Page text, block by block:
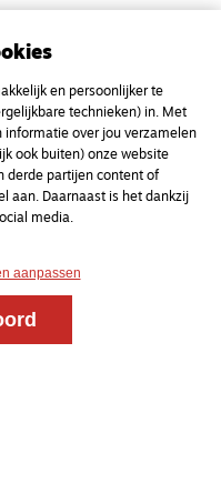
in het bijzonder
Kerken.
en persoonlijker te
technieken) in. Met
informatie over jou verzamelen
ook buiten) onze website
derde partijen content of
aan. Daarnaast is het dankzij
media.
aanpassen